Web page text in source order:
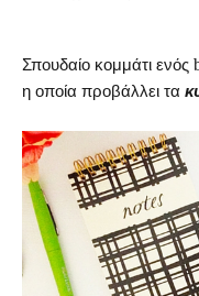
Σπουδαίο κομμάτι ενός
η οποία προβάλλει τα